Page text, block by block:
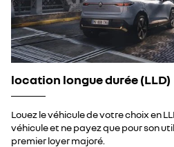
location longue durée (LLD)
Louez le véhicule de votre choix en
véhicule et ne payez que pour son
premier loyer majoré.